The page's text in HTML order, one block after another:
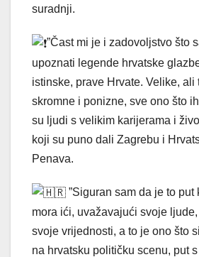
suradnji.
”Čast mi je i zadovoljstvo što
upoznati legende hrvatske
istinske, prave Hrvate. Velike, ali
skromne i ponizne, sve ono što
su ljudi s velikim karijerama i
koji su puno dali Zagrebu i
Penava.
”Siguran sam da je to put
mora ići, uvažavajući svoje
svoje vrijednosti, a to je ono što
na hrvatsku političku scenu, put